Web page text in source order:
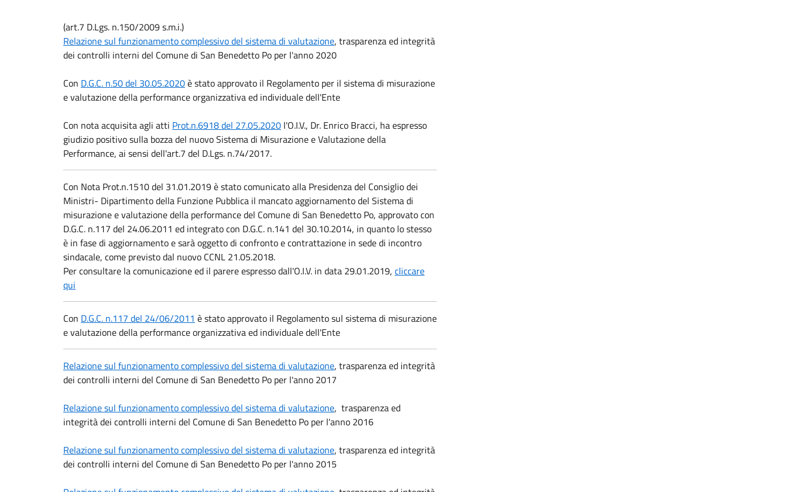
(art.7 D.Lgs. n.150/2009 s.m.i.)
Relazione sul funzionamento complessivo del sistema di valutazione, trasparenza ed integrità
dei controlli interni del Comune di San Benedetto Po per l'anno 2020
Con D.G.C. n.50 del 30.05.2020è stato approvato il Regolamento per il sistema di misurazione
e valutazione della performance organizzativa ed individuale dell'Ente
Con nota acquisita agli atti Prot.n.6918 del 27.05.2020 l'O.I.V., Dr. Enrico Bracci, ha espresso
giudizio positivo sulla bozza del nuovo Sistema di Misurazione e Valutazione della
Performance, ai sensi dell'art.7 del D.Lgs. n.74/2017.
Con Nota Prot.n.1510 del 31.01.2019 è stato comunicato alla Presidenza del Consiglio dei
Ministri- Dipartimento della Funzione Pubblica il mancato aggiornamento del Sistema di
misurazione e valutazione della performance del Comune di San Benedetto Po, approvato con
D.G.C. n.117 del 24.06.2011 ed integrato con D.G.C. n.141 del 30.10.2014, in quanto lo stesso
è in fase di aggiornamento e sarà oggetto di confronto e contrattazione in sede di incontro
sindacale, come previsto dal nuovo CCNL 21.05.2018.
Per consultare la comunicazione ed il parere espresso dall'O.I.V. in data 29.01.2019, cliccare
qui
Con D.G.C. n.117 del 24/06/2011 è stato approvato il Regolamento sul sistema di misurazione
e valutazione della performance organizzativa ed individuale dell'Ente
Relazione sul funzionamento complessivo del sistema di valutazione, trasparenza ed integrità
dei controlli interni del Comune di San Benedetto Po per l'anno 2017
Relazione sul funzionamento complessivo del sistema di valutazione, trasparenza ed
integrità dei controlli interni del Comune di San Benedetto Po per l'anno 2016
Relazione sul funzionamento complessivo del sistema di valutazione, trasparenza ed integrità
dei controlli interni del Comune di San Benedetto Po per l'anno 2015